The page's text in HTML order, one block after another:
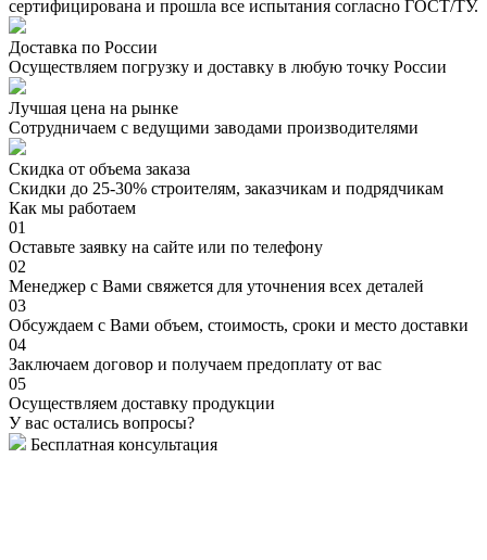
сертифицирована и прошла все испытания согласно ГОСТ/ТУ.
Доставка по России
Осуществляем погрузку и доставку в любую точку России
Лучшая цена на рынке
Сотрудничаем с ведущими заводами производителями
Скидка от объема заказа
Скидки до 25-30% строителям, заказчикам и подрядчикам
Как мы работаем
01
Оставьте заявку на сайте или по телефону
02
Менеджер с Вами свяжется для уточнения всех деталей
03
Обсуждаем с Вами объем, стоимость, сроки и место доставки
04
Заключаем договор и получаем предоплату от вас
05
Осуществляем доставку продукции
У вас остались вопросы?
Бесплатная консультация